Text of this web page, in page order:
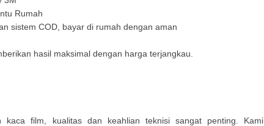
Rumah
sistem COD, bayar di rumah dengan aman
hasil maksimal dengan harga terjangkau.
kaca film, kualitas dan keahlian teknisi sangat penting. Kami